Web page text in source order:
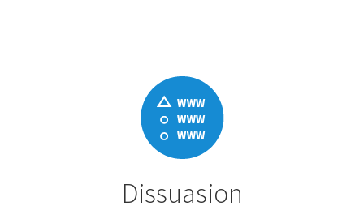
Dissuasion